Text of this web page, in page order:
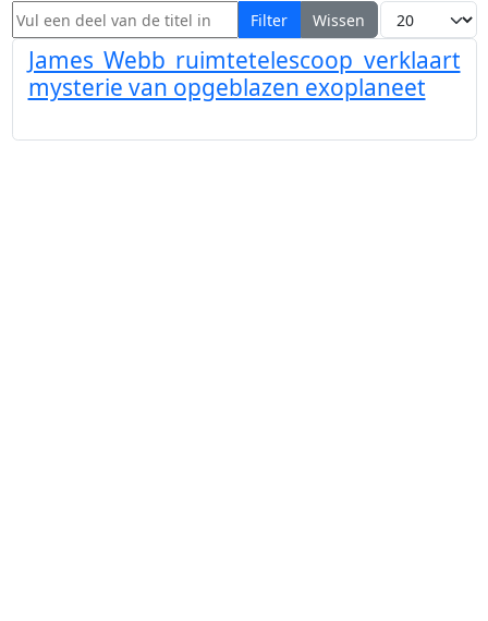
Vul een deel van de titel in Filter Wissen Toon #
James Webb ruimtetelescoop verklaart
mysterie van opgeblazen exoplaneet